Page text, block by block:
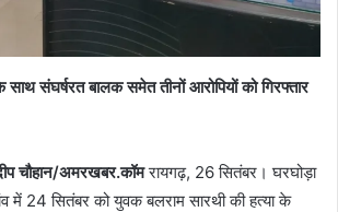
साथ संघर्षरत बालक समेत तीनों आरोपियों को गिरफ्तार
चौहान/अमरखबर.कॉमरायगढ़, 26 सितंबर। घरघोड़ा
में 24 सितंबर को युवक बलराम सारथी की हत्या के